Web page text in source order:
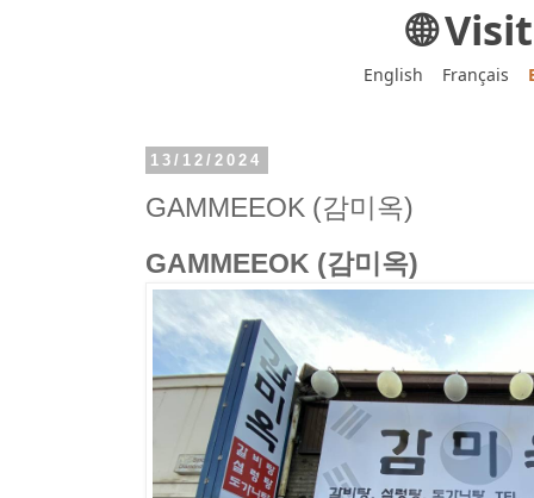
🌐
English Français
13/12/2024
GAMMEEOK (감미옥)
GAMMEEOK (감미옥)